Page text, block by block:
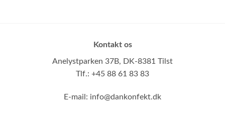
Kontakt os
Anelystparken 37B, DK-8381 Tilst
Tlf.: +45 88 61 83 83
E-mail: info@dankonfekt.dk